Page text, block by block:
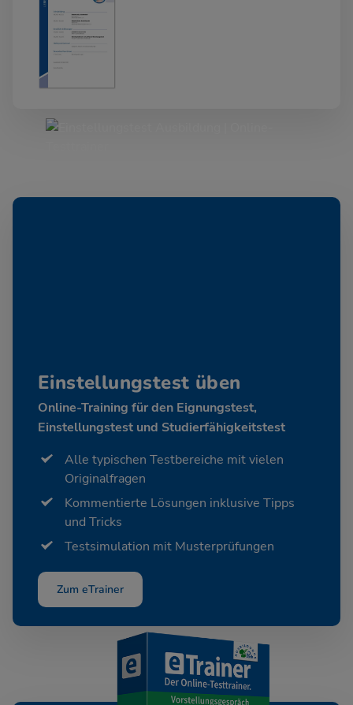
Einstellungstest üben
Online-Training für den Eignungstest,
Einstellungstest und Studierfähigkeitstest
Alle typischen Testbereiche mit vielen
Originalfragen
Kommentierte Lösungen inklusive Tipps
und Tricks
Testsimulation mit Musterprüfungen
Zum eTrainer